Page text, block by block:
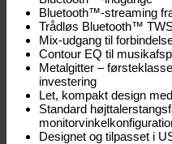
Bluetooth™-streaming
Trådløs Bluetooth™
Mix-udgang til
Contour EQ til
Metalgitter –
investering
Let, kompakt design
Standard
Designet og tilpasset i